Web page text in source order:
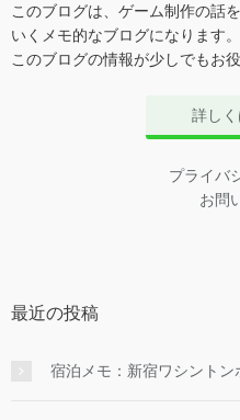
このブログは、ゲーム制作の話
いくメモ的なブログになります。
このブログの情報が少しでもお
詳し
プライバ
お問
最近の投稿
宿泊メモ：新宿ワシントン